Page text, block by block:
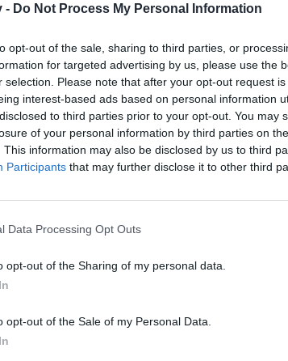
- Do Not Process My Personal Information
opt-out of the sale, sharing to third parties, or
for targeted advertising by us, please use the
selection. Please note that after your opt-out request
interest-based ads based on personal information
to third parties prior to your opt-out. You may
of your personal information by third parties on
This information may also be disclosed by us to third
Participants that may further disclose it to other third
Data Processing Opt Outs
opt-out of the Sharing of my personal data.
opt-out of the Sale of my Personal Data.
.
teilnehmen oder eigene Themen starten
Dich neu. Wir freuen uns auf Deinen
ins Spiel. Da es weder eine Ankündigung zu
liegts an mir?